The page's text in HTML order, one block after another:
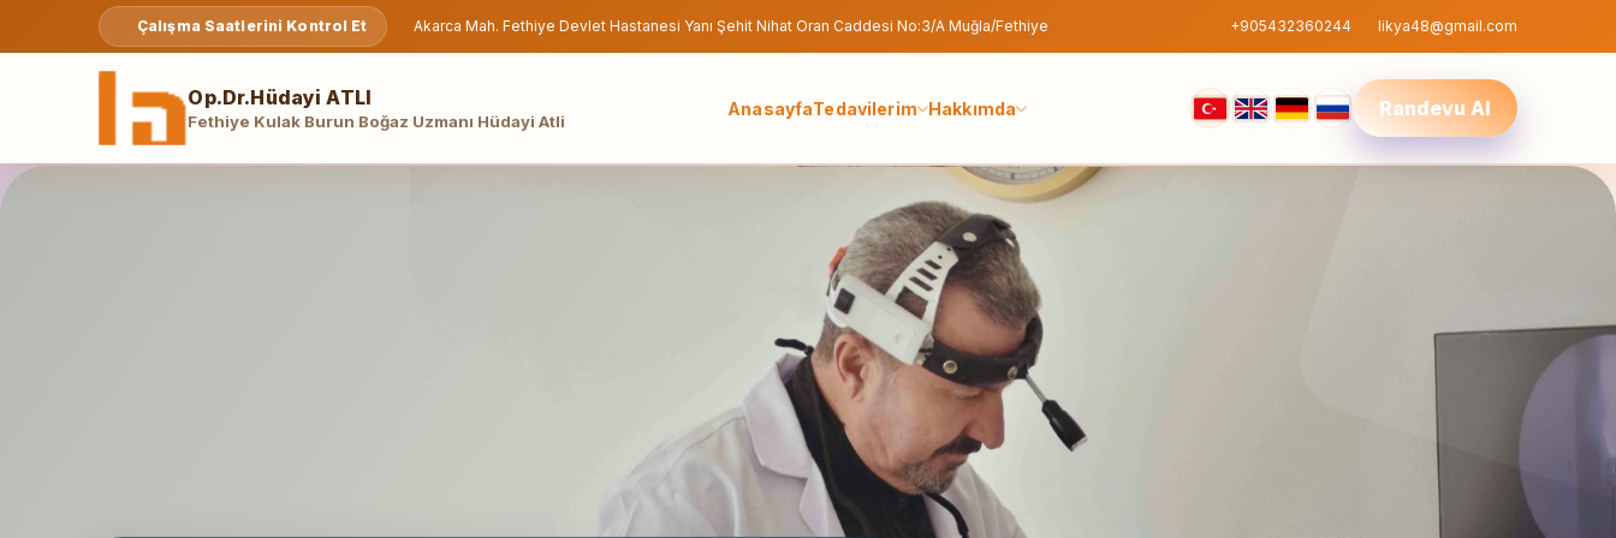
Çalışma Saatlerini Kontrol Et Akarca Mah. Fethiye Devlet Hastanesi Yanı Şehit Nihat Oran Caddesi No:3/A Muğla/Fethiye +905432360244 likya48@gmail.com
Op.Dr.Hüdayi ATLI
Fethiye Kulak Burun Boğaz Uzmanı Hüdayi Atli
AnasayfaTedavilerim Hakkımda Randevu Al